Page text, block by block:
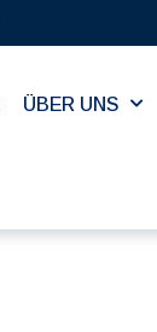
ÜBER UNS